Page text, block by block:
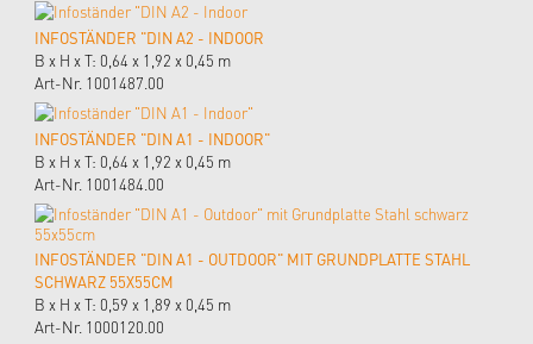
INFOSTÄNDER "DIN A2 - INDOOR
B x H x T: 0,64 x 1,92 x 0,45 m
Art-Nr. 1001487.00
INFOSTÄNDER "DIN A1 - INDOOR"
B x H x T: 0,64 x 1,92 x 0,45 m
Art-Nr. 1001484.00
INFOSTÄNDER "DIN A1 - OUTDOOR" MIT GRUNDPLATTE STAHL
SCHWARZ 55X55CM
B x H x T: 0,59 x 1,89 x 0,45 m
Art-Nr. 1000120.00